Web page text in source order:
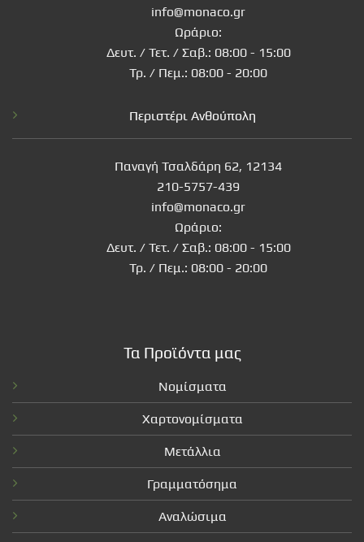
info@monaco.gr
Ωράριο:
Δευτ. / Τετ. / Σαβ.: 08:00 - 15:00
Τρ. / Πεμ.: 08:00 - 20:00
Περιστέρι Ανθούπολη
Παναγή Τσαλδάρη 62, 12134
210-5757-439
info@monaco.gr
Ωράριο:
Δευτ. / Τετ. / Σαβ.: 08:00 - 15:00
Τρ. / Πεμ.: 08:00 - 20:00
Τα Προϊόντα μας
Νομίσματα
Χαρτονομίσματα
Μετάλλια
Γραμματόσημα
Αναλώσιμα